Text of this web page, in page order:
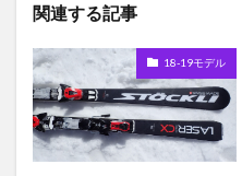
関連する記事
18-19モデル